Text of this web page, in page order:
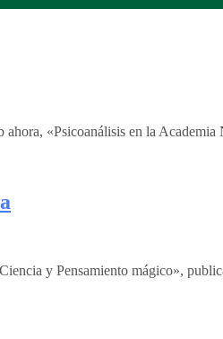
«Psicoanálisis en la
y Pensamiento mágico»,